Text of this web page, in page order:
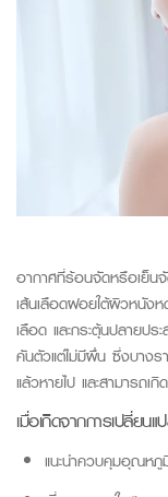
อากาศที่ร้อนจัดหรือเย็น
เส้นเลือดฝอยใต้ผิวหนัง
เลือด และกระตุ้นปลายปร
คันตัวแต่ไม่มีผื่น ซึ่งบางร
แล้วหายไป และสามารถเกิด
เมื่อเกิดจากการเปลี่ย
แนะนำควบคุมอุณหภู